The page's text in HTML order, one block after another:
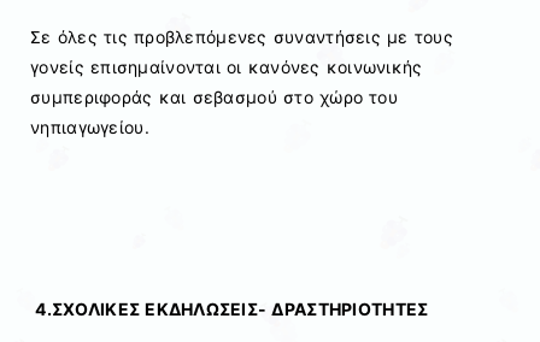
Σε όλες τις προβλεπόμενες συναντήσεις με τους
γονείς επισημαίνονται οι κανόνες κοινωνικής
συμπεριφοράς και σεβασμού στο χώρο του
νηπιαγωγείου.
4.ΣΧΟΛΙΚΕΣ ΕΚΔΗΛΩΣΕΙΣ- ΔΡΑΣΤΗΡΙΟΤΗΤΕΣ